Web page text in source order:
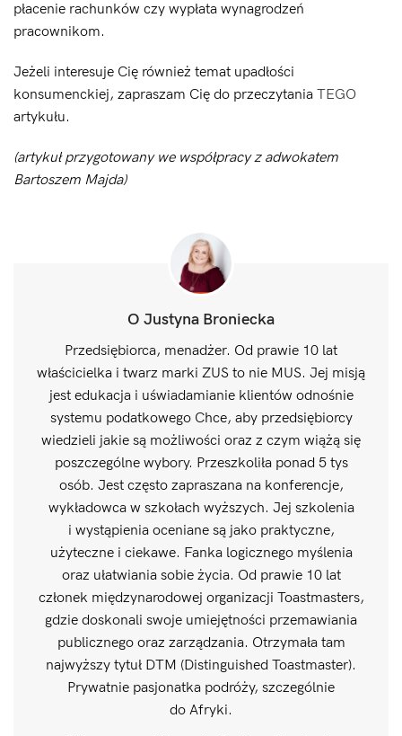
płacenie rachunków czy wypłata wynagrodzeń
pracownikom.
Jeżeli interesuje Cię również temat upadłości
konsumenckiej, zapraszam Cię do przeczytania TEGO
artykułu.
(artykuł przygotowany we współpracy z adwokatem
Bartoszem Majda)
O Justyna Broniecka
Przedsiębiorca, menadżer. Od prawie 10 lat
właścicielka i twarz marki ZUS to nie MUS. Jej misją
jest edukacja i uświadamianie klientów odnośnie
systemu podatkowego Chce, aby przedsiębiorcy
wiedzieli jakie są możliwości oraz z czym wiążą się
poszczególne wybory. Przeszkoliła ponad 5 tys
osób. Jest często zapraszana na konferencje,
wykładowca w szkołach wyższych. Jej szkolenia
i wystąpienia oceniane są jako praktyczne,
użyteczne i ciekawe. Fanka logicznego myślenia
oraz ułatwiania sobie życia. Od prawie 10 lat
członek międzynarodowej organizacji Toastmasters,
gdzie doskonali swoje umiejętności przemawiania
publicznego oraz zarządzania. Otrzymała tam
najwyższy tytuł DTM (Distinguished Toastmaster).
Prywatnie pasjonatka podróży, szczególnie
do Afryki.